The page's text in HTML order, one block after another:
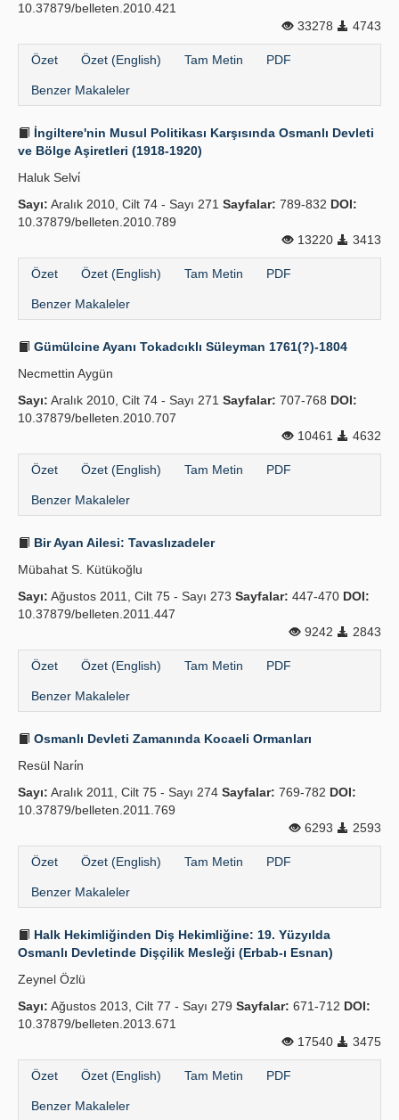
10.37879/belleten.2010.421
33278
4743
Özet Özet (English) Tam Metin PDF
Benzer Makaleler
İngiltere'nin Musul Politikası Karşısında Osmanlı Devleti
ve Bölge Aşiretleri (1918-1920)
Haluk Selvi̇
Sayı: Aralık 2010, Cilt 74 - Sayı 271 Sayfalar: 789-832 DOI:
10.37879/belleten.2010.789
13220
3413
Özet Özet (English) Tam Metin PDF
Benzer Makaleler
Gümülcine Ayanı Tokadcıklı Süleyman 1761(?)-1804
Necmettin Aygün
Sayı: Aralık 2010, Cilt 74 - Sayı 271 Sayfalar: 707-768 DOI:
10.37879/belleten.2010.707
10461
4632
Özet Özet (English) Tam Metin PDF
Benzer Makaleler
Bir Ayan Ailesi: Tavaslızadeler
Mübahat S. Kütükoğlu
Sayı: Ağustos 2011, Cilt 75 - Sayı 273 Sayfalar: 447-470 DOI:
10.37879/belleten.2011.447
9242
2843
Özet Özet (English) Tam Metin PDF
Benzer Makaleler
Osmanlı Devleti Zamanında Kocaeli Ormanları
Resül Nari̇n
Sayı: Aralık 2011, Cilt 75 - Sayı 274 Sayfalar: 769-782 DOI:
10.37879/belleten.2011.769
6293
2593
Özet Özet (English) Tam Metin PDF
Benzer Makaleler
Halk Hekimliğinden Diş Hekimliğine: 19. Yüzyılda
Osmanlı Devletinde Dişçilik Mesleği (Erbab-ı Esnan)
Zeynel Özlü
Sayı: Ağustos 2013, Cilt 77 - Sayı 279 Sayfalar: 671-712 DOI:
10.37879/belleten.2013.671
17540
3475
Özet Özet (English) Tam Metin PDF
Benzer Makaleler